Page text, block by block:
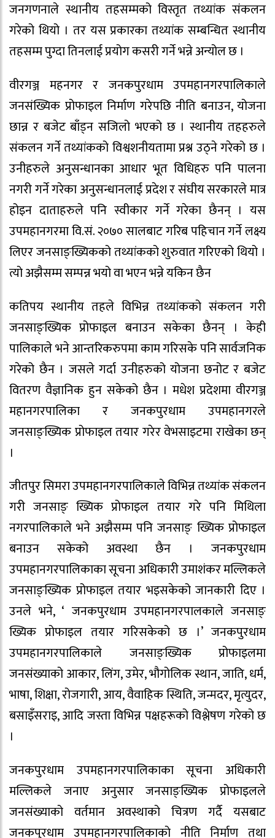
जनगणनाले स्थानीय तहसम्मको विस्तृत तथ्यांक संकलन
गरेको थियो । तर यस प्रकारका तथ्यांक सम्बन्धित स्थानीय
तहसम्म पुग्दा तिनलाई प्रयोग कसरी गर्ने भन्ने अन्योल छ ।
वीरगञ्ज महनगर र जनकपुरधाम उपमहानगरपालिकाले
जनसंख्यिक प्रोफाइल निर्माण गरेपछि नीति बनाउन, योजना
छान्न र बजेट बाँड्न सजिलो भएको छ । स्थानीय तहहरुले
संकलन गर्ने तथ्यांकको विश्वशनीयतामा प्रश्न उठ्ने गरेको छ ।
उनीहरुले अनुसन्धानका आधार भूत विधिहरु पनि पालना
नगरी गर्ने गरेका अनुसन्धानलाई प्रदेश र संघीय सरकारले मात्र
होइन दाताहरुले पनि स्वीकार गर्ने गरेका छैनन् । यस
उपमहानगरमा वि.सं. २०७० सालबाट गरिब पहिचान गर्ने लक्ष्य
लिएर जनसाङ्ख्यिकको तथ्यांकको शुरुवात गरिएको थियो ।
त्यो अझैसम्म सम्पन्न भयो वा भएन भन्ने यकिन छैन
कतिपय स्थानीय तहले विभिन्न तथ्यांकको संकलन गरी
जनसाङ्ख्यिक प्रोफाइल बनाउन सकेका छैनन् । केही
पालिकाले भने आन्तरिकरुपमा काम गरिसके पनि सार्वजनिक
गरेको छैन । जसले गर्दा उनीहरुको योजना छनोट र बजेट
वितरण वैज्ञानिक हुन सकेको छैन । मधेश प्रदेशमा वीरगञ्ज
महानगरपालिका र जनकपुरधाम उपमहानगरले
जनसाङ्ख्यिक प्रोफाइल तयार गरेर वेभसाइटमा राखेका छन्
।
जीतपुर सिमरा उपमहानगरपालिकाले विभिन्न तथ्यांक संकलन
गरी जनसाङ् ख्यिक प्रोफाइल तयार गरे पनि मिथिला
नगरपालिकाले भने अझैसम्म पनि जनसाङ् ख्यिक प्रोफाइल
बनाउन सकेको अवस्था छैन । जनकपुरधाम
उपमहानगरपालिकाका सूचना अधिकारी उमाशंकर मल्लिकले
जनसाङ्ख्यिक प्रोफाइल तयार भइसकेको जानकारी दिए ।
उनले भने, ‘ जनकपुरधाम उपमहानगरपालकाले जनसाङ्
ख्यिक प्रोफाइल तयार गरिसकेको छ ।’ जनकपुरधाम
उपमहानगरपालिकाले जनसाङ्ख्यिक प्रोफाइलमा
जनसंख्याको आकार, लिंग, उमेर, भौगोलिक स्थान, जाति, धर्म,
भाषा, शिक्षा, रोजगारी, आय, वैवाहिक स्थिति, जन्मदर, मृत्युदर,
बसाइँसराइ, आदि जस्ता विभिन्न पक्षहरूको विश्लेषण गरेको छ
।
जनकपुरधाम उपमहानगरपालिकाका सूचना अधिकारी
मल्लिकले जनाए अनुसार जनसाङ्ख्यिक प्रोफाइलले
जनसंख्याको वर्तमान अवस्थाको चित्रण गर्दै यसबाट
जनकपुरधाम उपमहानगरपालिकाको नीति निर्माण तथा